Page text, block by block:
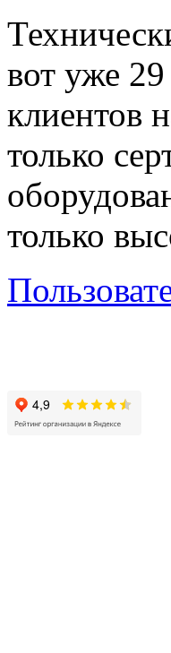
вот уже
клиентов
только
только